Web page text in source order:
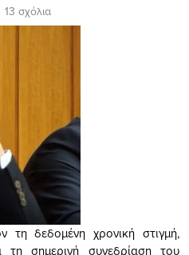
13 σχόλια
τη δεδομένη χρονική στιγμή,
τη σημερινή συνεδρίαση του